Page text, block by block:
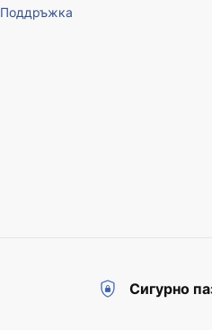
Поддръжка
Сигурно